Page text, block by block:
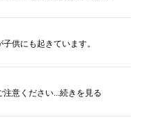
供にも起きています。
注意ください...続きを見る